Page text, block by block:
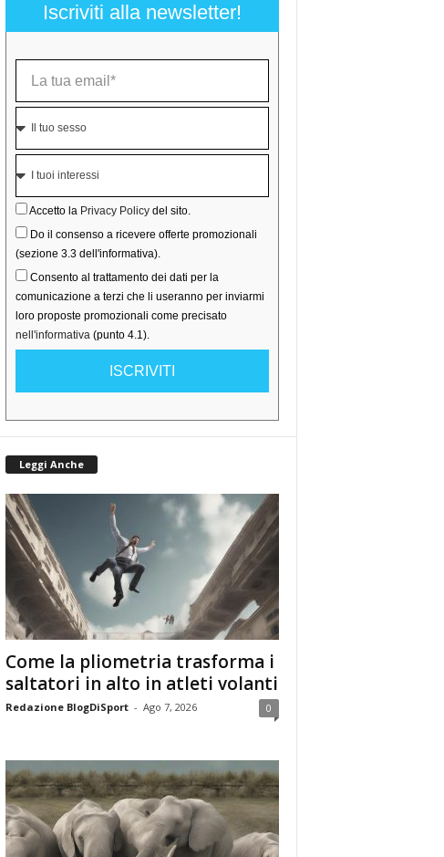
Iscriviti alla newsletter!
Accetto la Privacy Policydel sito.
Do il consenso a ricevere offerte promozionali
(sezione 3.3 dell'informativa).
Consento al trattamento dei dati per la
comunicazione a terzi che li useranno per inviarmi
loro proposte promozionali come precisato
nell'informativa(punto 4.1).
ISCRIVITI
Leggi Anche
Come la pliometria trasforma i
saltatori in alto in atleti volanti
Redazione BlogDiSport - Ago 7, 2026 0